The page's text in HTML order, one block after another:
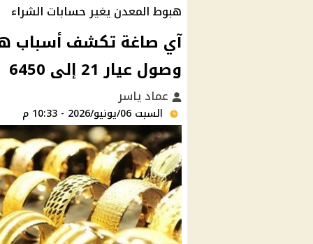
هبوط المعدن يغير حسابات الشراء
آي صاغة تكشف أسباب
وصول عيار 21 إلى 6450
عماد ياسر
السبت 06/يونيو/2026 - 10:33 م